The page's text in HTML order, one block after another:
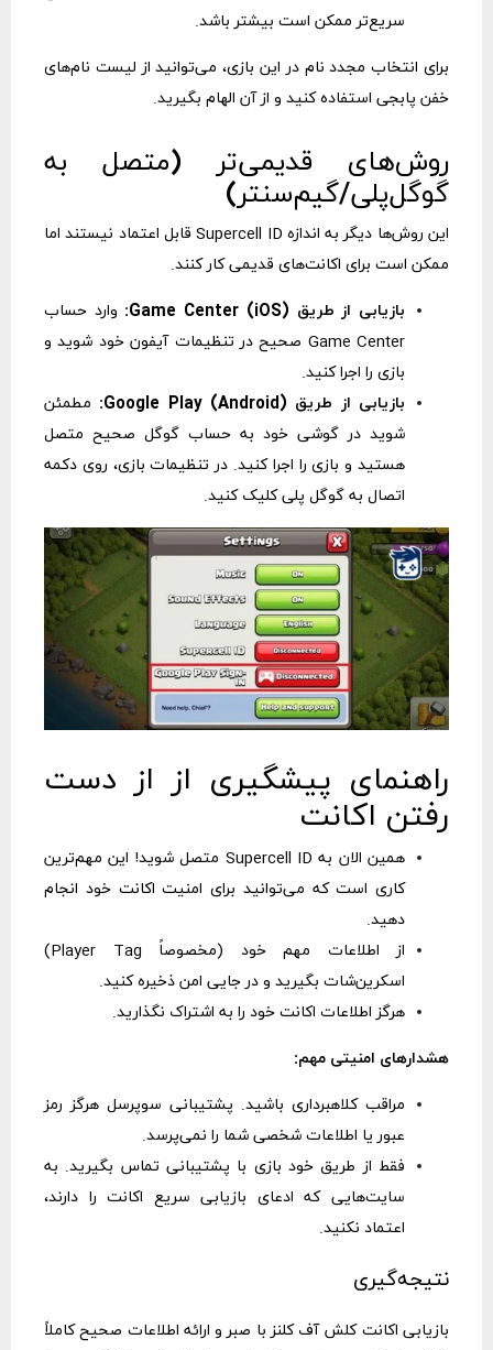
سریع‌تر ممکن است بیشتر باشد.
برای انتخاب مجدد نام در این بازی، می‌توانید از لیست نام‌های
خفن پابجی استفاده کنید و از آن الهام بگیرید.
روش‌های قدیمی‌تر (متصل به
گوگل‌پلی/گیم‌سنتر)
این روش‌ها دیگر به اندازه Supercell ID قابل اعتماد نیستند اما
ممکن است برای اکانت‌های قدیمی کار کنند.
بازیابی از طریق Game Center (iOS):
وارد حساب
Game Center صحیح در تنظیمات آیفون خود شوید و
بازی را اجرا کنید.
بازیابی از طریق Google Play (Android):
مطمئن
شوید در گوشی خود به حساب گوگل صحیح متصل
هستید و بازی را اجرا کنید. در تنظیمات بازی، روی دکمه
اتصال به گوگل پلی کلیک کنید.
راهنمای پیشگیری از از دست
رفتن اکانت
همین الان به Supercell ID متصل شوید! این مهم‌ترین
کاری است که می‌توانید برای امنیت اکانت خود انجام
دهید.
از اطلاعات مهم خود (مخصوصاً Player Tag)
اسکرین‌شات بگیرید و در جایی امن ذخیره کنید.
هرگز اطلاعات اکانت خود را به اشتراک نگذارید.
هشدارهای امنیتی مهم:
مراقب کلاهبرداری باشید. پشتیبانی سوپرسل هرگز رمز
عبور یا اطلاعات شخصی شما را نمی‌پرسد.
فقط از طریق خود بازی با پشتیبانی تماس بگیرید. به
سایت‌هایی که ادعای بازیابی سریع اکانت را دارند،
اعتماد نکنید.
نتیجه‌گیری
بازیابی اکانت کلش آف کلنز با صبر و ارائه اطلاعات صحیح کاملاً